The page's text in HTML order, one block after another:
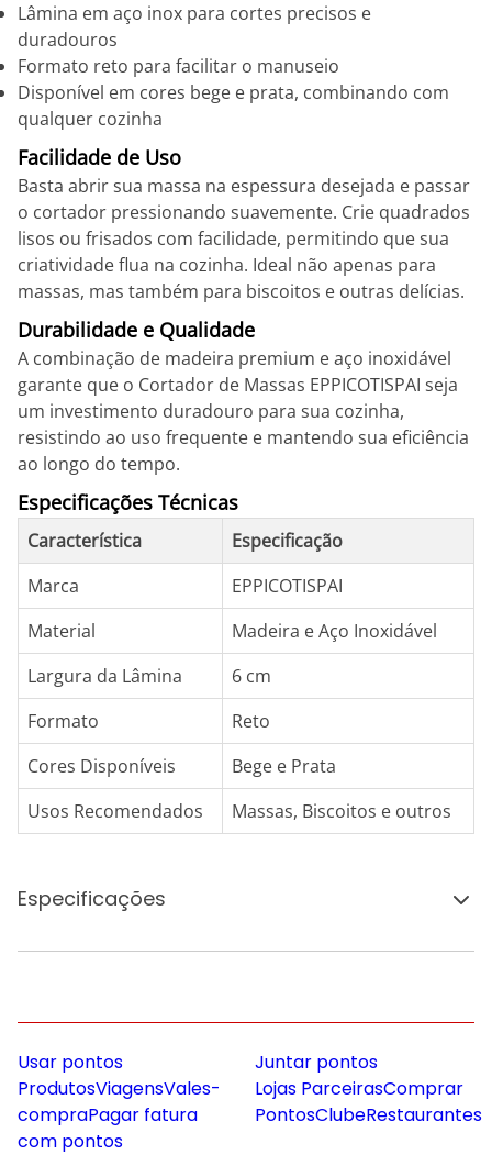
Lâmina em aço inox para cortes precisos e
duradouros
Formato reto para facilitar o manuseio
Disponível em cores bege e prata, combinando com
qualquer cozinha
Facilidade de Uso
Basta abrir sua massa na espessura desejada e passar
o cortador pressionando suavemente. Crie quadrados
lisos ou frisados com facilidade, permitindo que sua
criatividade flua na cozinha. Ideal não apenas para
massas, mas também para biscoitos e outras delícias.
Durabilidade e Qualidade
A combinação de madeira premium e aço inoxidável
garante que o Cortador de Massas EPPICOTISPAI seja
um investimento duradouro para sua cozinha,
resistindo ao uso frequente e mantendo sua eficiência
ao longo do tempo.
Especificações Técnicas
Característica
Especificação
Marca
EPPICOTISPAI
Material
Madeira e Aço Inoxidável
Largura da Lâmina
6 cm
Formato
Reto
Cores Disponíveis
Bege e Prata
Usos Recomendados
Massas, Biscoitos e outros
Especificações
Usar pontos
ProdutosViagensVales-
compraPagar fatura
com pontos
Juntar pontos
Lojas ParceirasComprar
PontosClubeRestaurantes